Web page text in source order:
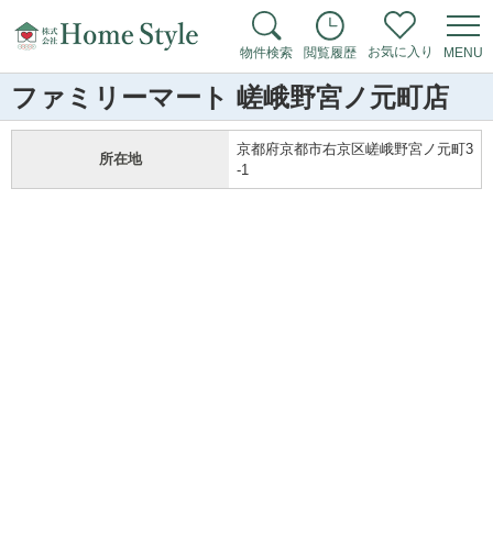
物件検索 閲覧履歴 お気に入り MENU
ファミリーマート 嵯峨野宮ノ元町店
所在地
京都府京都市右京区嵯峨野宮ノ元町3
-1